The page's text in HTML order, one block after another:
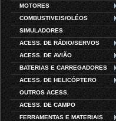
MOTORES
COMBUSTIVEIS/OLÉOS
SIMULADORES
ACESS. DE RÁDIO/SERVOS
ACESS. DE AVIÃO
BATERIAS E CARREGADORES
ACESS. DE HELICÓPTERO
OUTROS ACESS.
ACESS. DE CAMPO
FERRAMENTAS E MATERIAIS